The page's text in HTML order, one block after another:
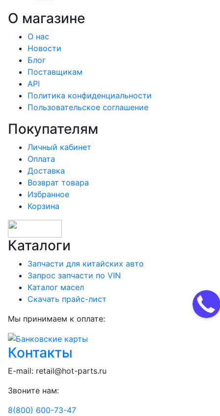
О магазине
О нас
Новости
Блог
Поставщикам
API
Политика конфиденциальности
Пользовательское соглашение
Покупателям
Личный кабинет
Оплата
Доставка
Возврат товара
Избранное
Корзина
Каталоги
Запчасти для китайских авто
Запрос запчасти по VIN
Каталог масел
Скачать прайс-лист
Мы принимаем к оплате:
Контакты
E-mail: retail@hot-parts.ru
Звоните нам:
8(800) 600-73-47